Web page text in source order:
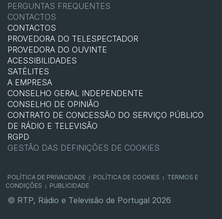
PERGUNTAS FREQUENTES
CONTACTOS
CONTACTOS
PROVEDORA DO TELESPECTADOR
PROVEDORA DO OUVINTE
ACESSIBILIDADES
SATÉLITES
A EMPRESA
CONSELHO GERAL INDEPENDENTE
CONSELHO DE OPINIÃO
CONTRATO DE CONCESSÃO DO SERVIÇO PÚBLICO
DE RÁDIO E TELEVISÃO
RGPD
GESTÃO DAS DEFINIÇÕES DE COOKIES
POLÍTICA DE PRIVACIDADE | POLÍTICA DE COOKIES |
TERMOS E
CONDIÇÕES
| PUBLICIDADE
© RTP, Rádio e Televisão de Portugal 2026